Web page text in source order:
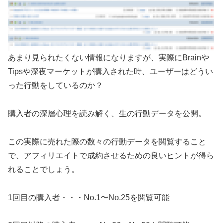
あまり見られたくない情報になりますが、実際にBrainや
Tipsや深夜マーケットが購入された時、ユーザーはどうい
った行動をしているのか？
購入者の深層心理を読み解く、生の行動データを公開。
この実際に売れた際の数々の行動データを閲覧すること
で、アフィリエイトで成約させるための良いヒントが得ら
れることでしょう。
1回目の購入者・・・No.1〜No.25を閲覧可能